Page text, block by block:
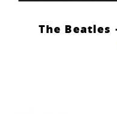
The Beatles